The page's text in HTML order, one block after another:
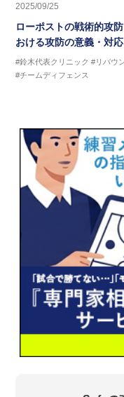
2025/09/25
ローポストの戦術的攻
おける攻防の意義・対
#鈴木代表クリニック #リバウ
#チームディフェンス